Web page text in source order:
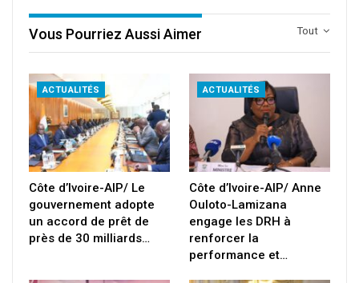
Tout
Vous Pourriez Aussi Aimer
ACTUALITÉS
Côte d’Ivoire-AIP/ Le
gouvernement adopte
un accord de prêt de
près de 30 milliards…
ACTUALITÉS
Côte d’Ivoire-AIP/ Anne
Ouloto-Lamizana
engage les DRH à
renforcer la
performance et…